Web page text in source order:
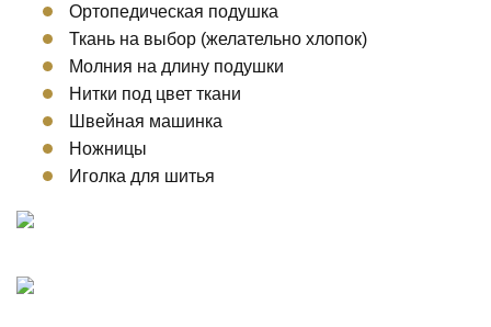
Ортопедическая подушка
Ткань на выбор (желательно хлопок)
Молния на длину подушки
Нитки под цвет ткани
Швейная машинка
Ножницы
Иголка для шитья